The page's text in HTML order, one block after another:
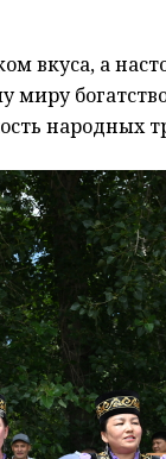
вкуса, а
богатство
народных